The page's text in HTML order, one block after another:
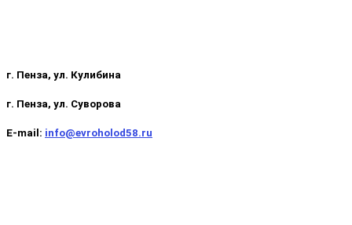
г. Пенза, ул. Кулибина
г. Пенза, ул. Суворова
E-mail: info@evroholod58.ru